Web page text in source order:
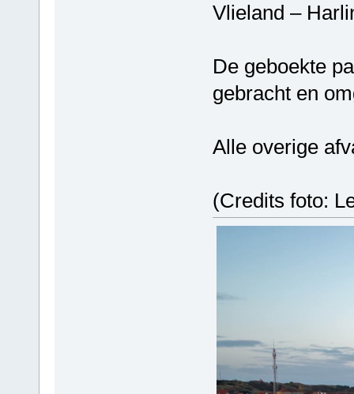
Vlieland –
De geboekte
gebracht en
Alle overige
(Credits foto: